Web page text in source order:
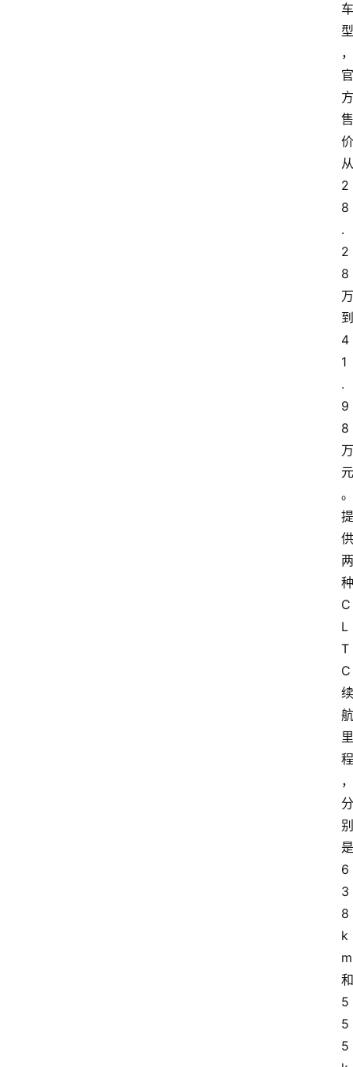
车
型
，
官
方
售
价
从
2
8
.
2
8
万
到
4
1
.
9
8
万
元
。
提
供
两
种
C
L
T
C
续
航
里
程
，
分
别
是
6
3
8
k
m
和
5
5
5